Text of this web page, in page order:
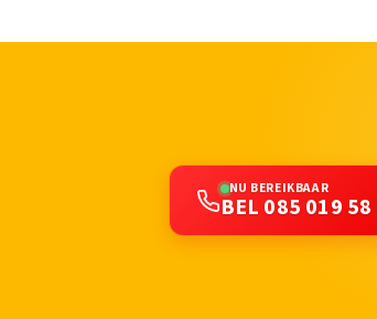
NU BEREIKBAAR
BEL 085 019 58